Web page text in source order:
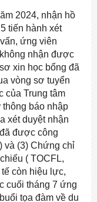
2024, nhận hồ
tiến hành xét
ứng viên
nhận được
xin học bổng đã
vòng sơ tuyển
của Trung tâm
báo nhập
xét duyệt nhận
được công
và (3) Chứng chỉ
( TOCFL,
còn hiệu lực,
cuối tháng 7 ứng
tọa đàm về du